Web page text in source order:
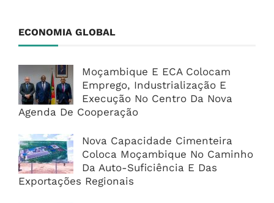
ECONOMIA GLOBAL
Moçambique E ECA Colocam
Emprego, Industrialização E
Execução No Centro Da Nova
Agenda De Cooperação
Nova Capacidade Cimenteira
Coloca Moçambique No Caminho
Da Auto-Suficiência E Das
Exportações Regionais